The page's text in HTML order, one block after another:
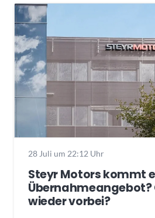
28 Juli um 22:12 Uhr
Steyr Motors kommt
Übernahmeangebot?
wieder vorbei?